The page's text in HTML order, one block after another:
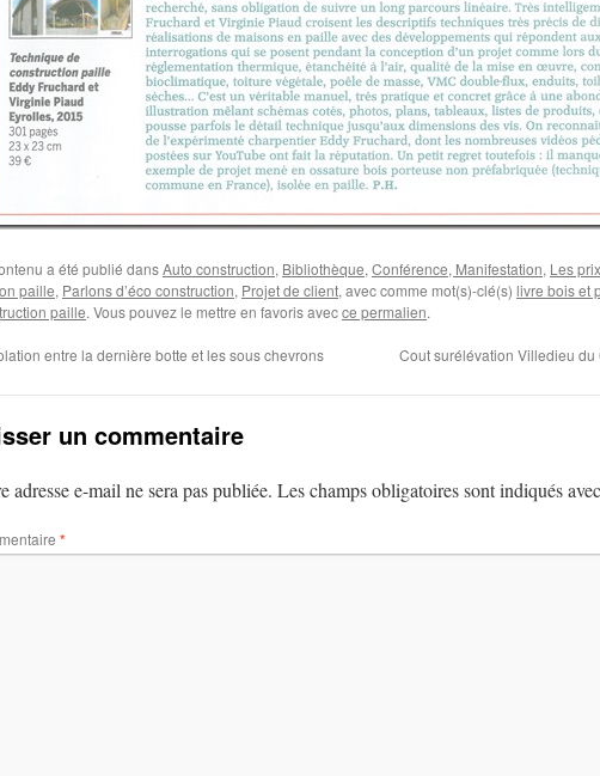
a été publié dansAuto construction, Bibliothèque, Conférence, Manifestation, Les
paille, Parlons d’éco construction, Projet de client, avec comme mot(s)-clé(s) livre bois et
paille. Vous pouvez le mettre en favoris avecce permalien.
entre la dernière botte et les sous chevrons Cout surélévation Villedieu du
un commentaire
adresse e-mail ne sera pas publiée. Les champs obligatoires sont indiqués avec
*